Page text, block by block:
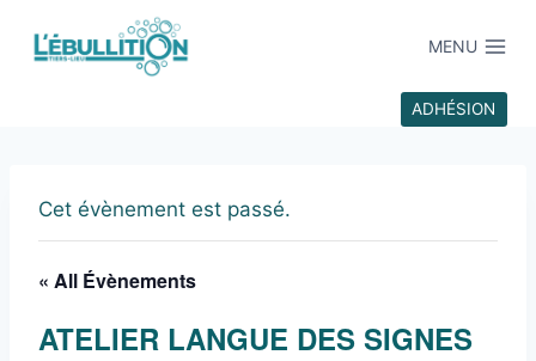
MENU
ADHÉSION
Cet évènement est passé.
« All Évènements
ATELIER LANGUE DES SIGNES